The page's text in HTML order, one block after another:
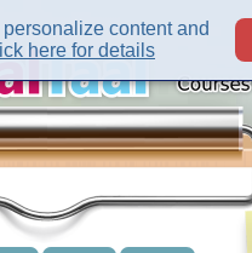
content and
here for details